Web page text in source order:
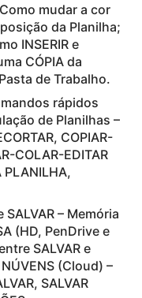
mudar a cor
da Planilha;
INSERIR e
CÓPIA da
de Trabalho.
rápidos
de Planilhas –
COPIAR-
COLAR-EDITAR
PLANILHA,
– Memória
(HD, PenDrive e
SALVAR e
(Cloud) –
SALVAR